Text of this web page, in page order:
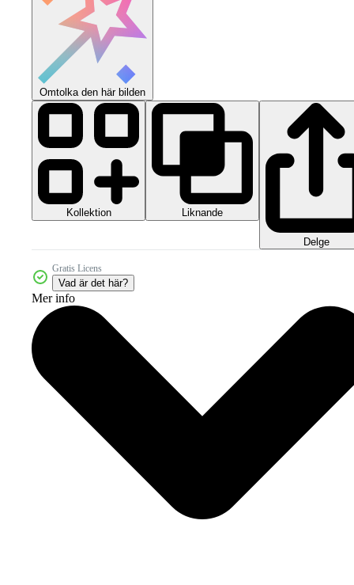
Omtolka den här bilden
Kollektion Liknande
Delge
Gratis Licens
Vad är det här?
Mer info